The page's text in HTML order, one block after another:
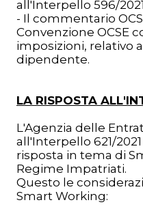
all'Interpello 596/
- Il commentario
Convenzione OCSE
imposizioni, relativo
dipendente.
LA RISPOSTA
L'Agenzia delle
all'Interpello 621/
risposta in tema di
Regime Impatriati.
Questo le
Smart Working: